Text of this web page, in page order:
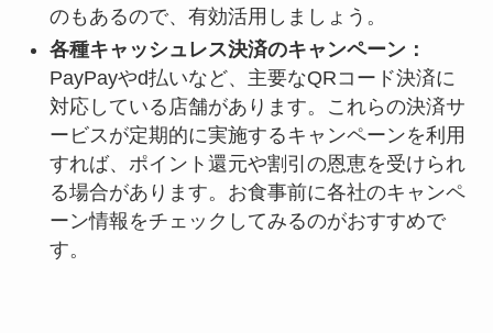
のもあるので、有効活用しましょう。
各種キャッシュレス決済のキャンペーン：
PayPayやd払いなど、主要なQRコード決済に
対応している店舗があります。これらの決済サ
ービスが定期的に実施するキャンペーンを利用
すれば、ポイント還元や割引の恩恵を受けられ
る場合があります。お食事前に各社のキャンペ
ーン情報をチェックしてみるのがおすすめで
す。